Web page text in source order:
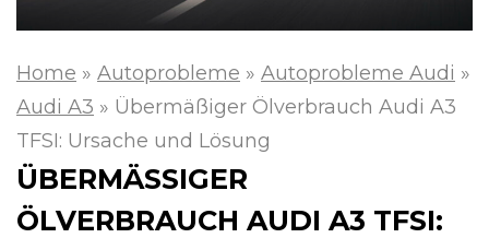
Home » Autoprobleme » Autoprobleme Audi »
Audi A3 » Übermäßiger Ölverbrauch Audi A3
TFSI: Ursache und Lösung
ÜBERMÄSSIGER Ö
LVERBRAUCH AUDI A3 TFSI: U